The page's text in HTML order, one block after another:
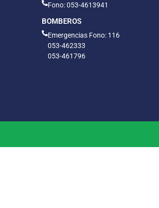
Fono: 053-4613941
BOMBEROS
Emergencias Fono: 116
053-462333
053-461796